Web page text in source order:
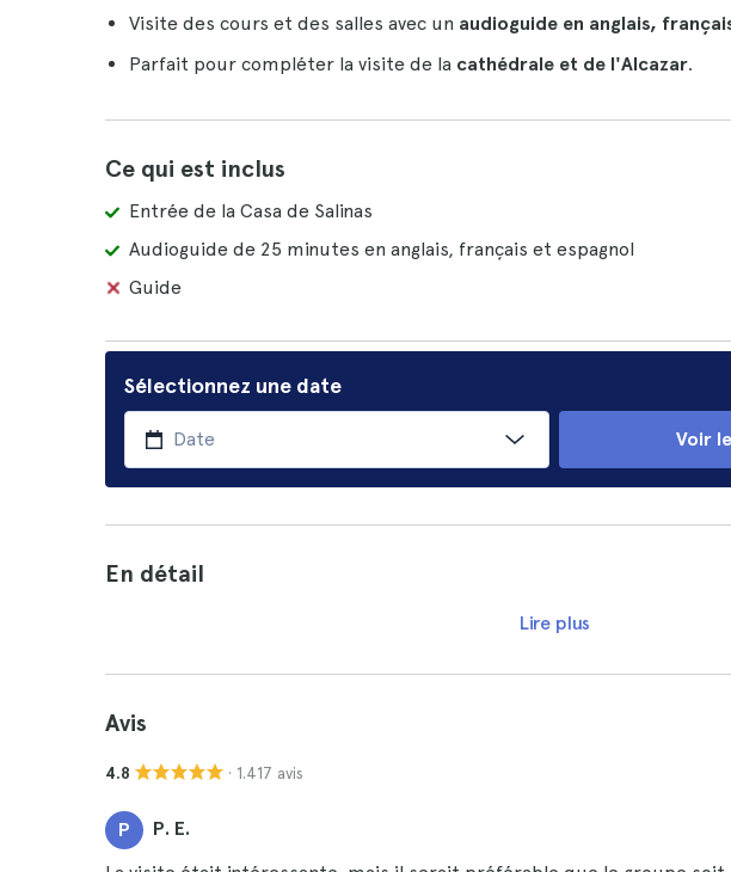
Visite des cours et des salles avec un audioguide en anglais,
Parfait pour compléter la visite de la cathédrale et de l'Alcazar.
Ce qui est inclus
Entrée de la Casa de Salinas
Audioguide de 25 minutes en anglais, français et espagnol
Guide
Sélectionnez une date
Voir
En détail
Lire plus
Avis
4.8 · 1.417 avis
P P. E.